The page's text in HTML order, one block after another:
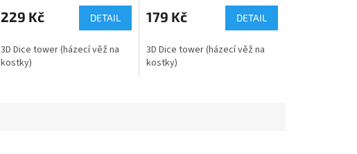
229 Kč DETAIL
3D Dice tower (házecí věž na
kostky)
179 Kč DETAIL
3D Dice tower (házecí věž na
kostky)